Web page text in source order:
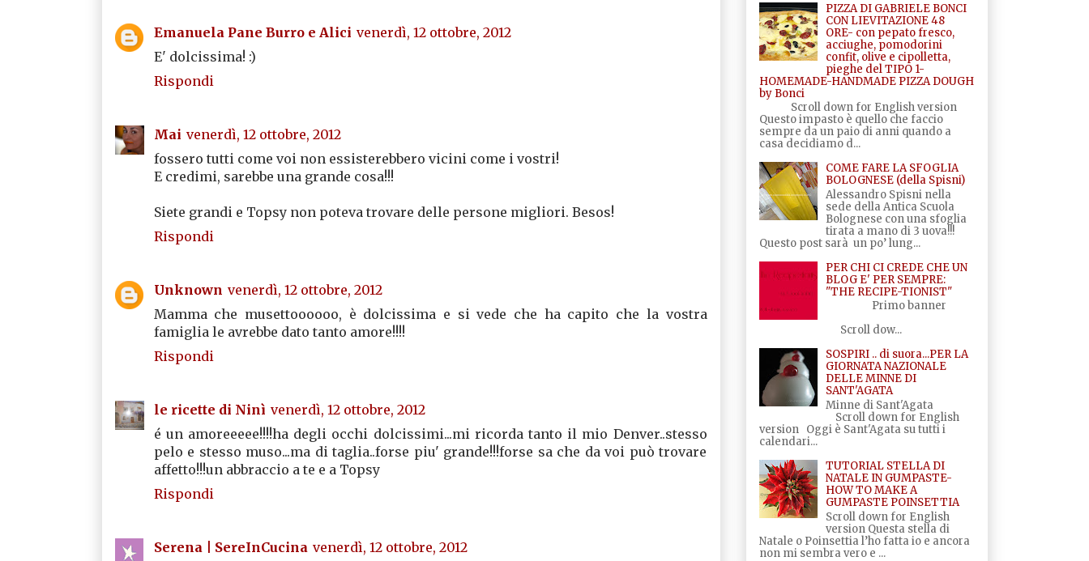
Emanuela Pane Burro e Alici venerdì, 12 ottobre, 2012
E' dolcissima! :)
Rispondi
Mai venerdì, 12 ottobre, 2012
fossero tutti come voi non essisterebbero vicini come i vostri!
E credimi, sarebbe una grande cosa!!!
Siete grandi e Topsy non poteva trovare delle persone migliori. Besos!
Rispondi
Unknown venerdì, 12 ottobre, 2012
Mamma che musettoooooo, è dolcissima e si vede che ha capito che la vostra
famiglia le avrebbe dato tanto amore!!!!
Rispondi
le ricette di Ninì venerdì, 12 ottobre, 2012
é un amoreeeee!!!!ha degli occhi dolcissimi...mi ricorda tanto il mio Denver..stesso
pelo e stesso muso...ma di taglia..forse piu' grande!!!forse sa che da voi può trovare
affetto!!!un abbraccio a te e a Topsy
Rispondi
Serena | SereInCucina venerdì, 12 ottobre, 2012
PIZZA DI GABRIELE BONCI
CON LIEVITAZIONE 48
ORE- con pepato fresco,
acciughe, pomodorini
confit, olive e cipolletta,
pieghe del TIPO 1-
HOMEMADE-HANDMADE PIZZA DOUGH
by Bonci
Scroll down for English version
Questo impasto è quello che faccio
sempre da un paio di anni quando a
casa decidiamo d...
COME FARE LA SFOGLIA
BOLOGNESE (della Spisni)
Alessandro Spisni nella
sede della Antica Scuola
Bolognese con una sfoglia
tirata a mano di 3 uova!!!
Questo post sarà un po’ lung...
PER CHI CI CREDE CHE UN
BLOG E' PER SEMPRE:
"THE RECIPE-TIONIST"
Primo banner
Scroll dow...
SOSPIRI .. di suora...PER LA
GIORNATA NAZIONALE
DELLE MINNE DI
SANT'AGATA
Minne di Sant'Agata
Scroll down for English
version Oggi è Sant'Agata su tutti i
calendari...
TUTORIAL STELLA DI
NATALE IN GUMPASTE-
HOW TO MAKE A
GUMPASTE POINSETTIA
Scroll down for English
version Questa stella di
Natale o Poinsettia l’ho fatta io e ancora
non mi sembra vero e ...